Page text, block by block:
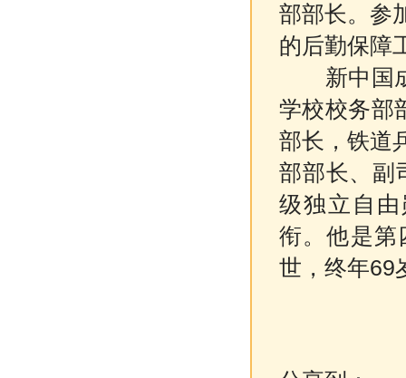
部部长。参
的后勤保障
新中国成
学校校务部
部长，铁道
部部长、副
级独立自
衔。他是第
世，终年69